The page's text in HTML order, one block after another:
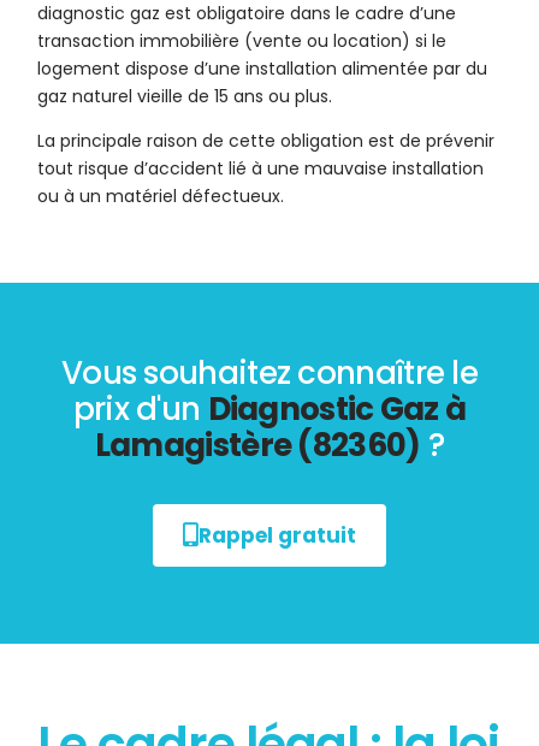
diagnostic gaz est obligatoire dans le cadre d’une
transaction immobilière (vente ou location) si le
logement dispose d’une installation alimentée par du
gaz naturel vieille de 15 ans ou plus.
La principale raison de cette obligation est de prévenir
tout risque d’accident lié à une mauvaise installation
ou à un matériel défectueux.
Vous souhaitez connaître le
prix d'un Diagnostic Gaz à
Lamagistère (82360) ?
Rappel gratuit